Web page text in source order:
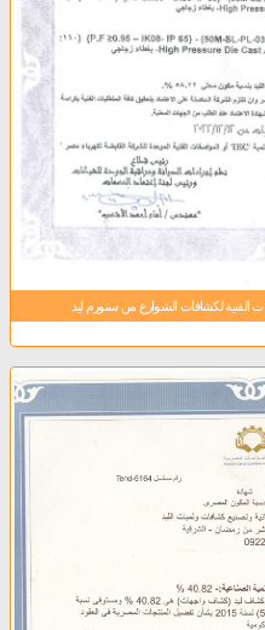
الفنية لكشافات الشوارع من ستورم ليد